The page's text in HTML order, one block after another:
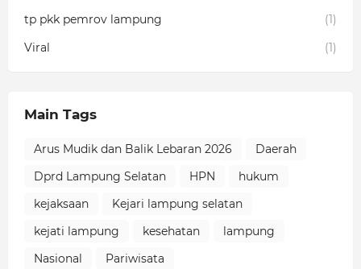
tp pkk pemrov lampung
(1)
Viral
(1)
Main Tags
Arus Mudik dan Balik Lebaran 2026
Daerah
Dprd Lampung Selatan
HPN
hukum
kejaksaan
Kejari lampung selatan
kejati lampung
kesehatan
lampung
Nasional
Pariwisata